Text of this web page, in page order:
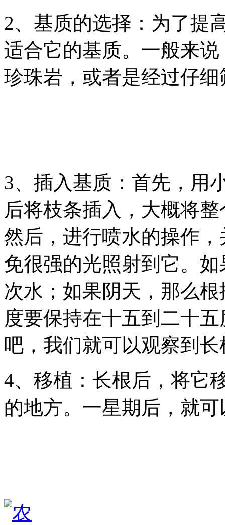
2、基质的选择：为了提
适合它的基质。一般来
珍珠岩，或者是经过仔
3、插入基质：首先，用
后将枝条插入，大概将
然后，进行喷水的操作
免很强的光照射到它。
次水；如果阴天，那么
度要保持在十五到二十
吧，我们就可以观察到
4、移植：长根后，将它
的地方。一星期后，就